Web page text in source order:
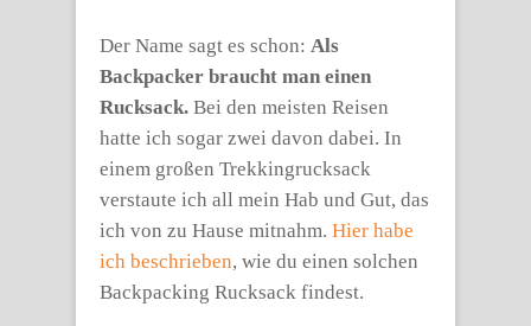
Der Name sagt es schon: Als
Backpacker braucht man einen
Rucksack. Bei den meisten Reisen
hatte ich sogar zwei davon dabei. In
einem großen Trekkingrucksack
verstaute ich all mein Hab und Gut, das
ich von zu Hause mitnahm. Hier habe
ich beschrieben, wie du einen solchen
Backpacking Rucksack findest.